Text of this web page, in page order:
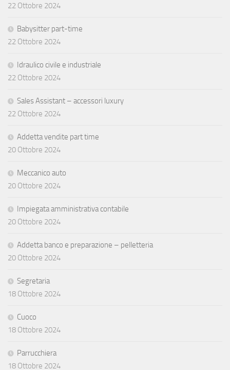
22 Ottobre 2024
Babysitter part-time
22 Ottobre 2024
Idraulico civile e industriale
22 Ottobre 2024
Sales Assistant – accessori luxury
22 Ottobre 2024
Addetta vendite part time
20 Ottobre 2024
Meccanico auto
20 Ottobre 2024
Impiegata amministrativa contabile
20 Ottobre 2024
Addetta banco e preparazione – pelletteria
20 Ottobre 2024
Segretaria
18 Ottobre 2024
Cuoco
18 Ottobre 2024
Parrucchiera
18 Ottobre 2024